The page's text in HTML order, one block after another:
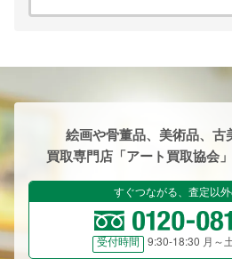
絵画や骨董品、美術品、古
買取専門店「アート買取協会
すぐつながる、査定以
受付時間
9:30-18:30 月～